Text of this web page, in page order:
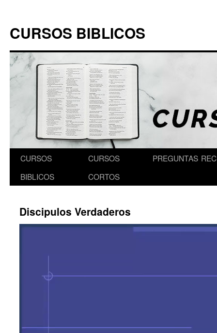
content
CURSOS BIBLICOS
CURSOS
BIBLICOS
CURSOS
CORTOS
PREGUNTAS
Discipulos Verdaderos